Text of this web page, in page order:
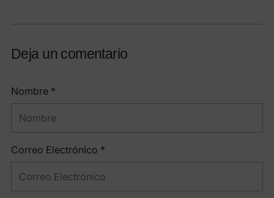
Deja un comentario
Nombre *
Correo Electrónico *